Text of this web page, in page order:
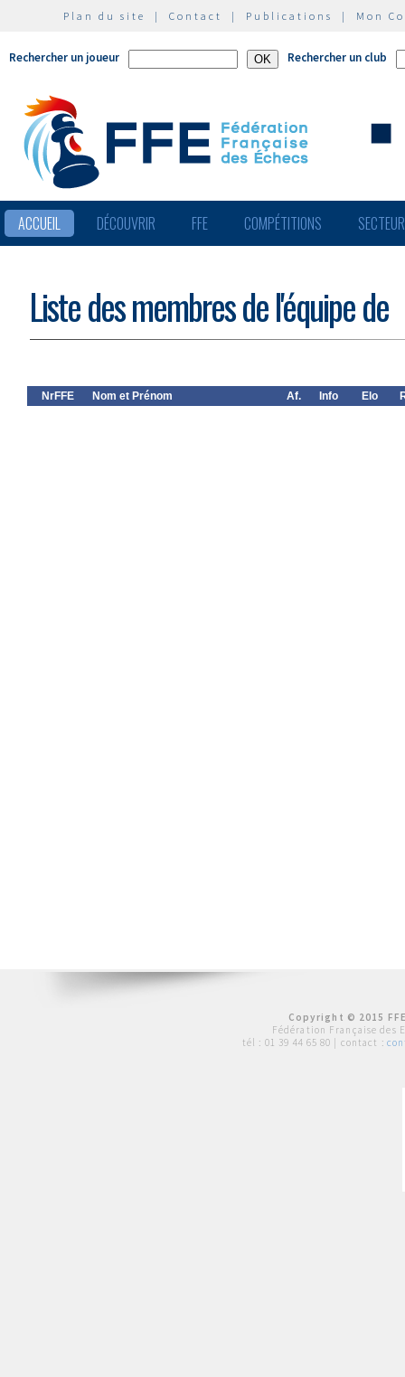
Plan du site | Contact | Publications | Mon
Rechercher un joueur Rechercher un club
ACCUEIL DÉCOUVRIR FFE COMPÉTITIONS
Liste des membres de l'équipe de
NrFFE Nom et Prénom Af. Info Elo
Copyright © 2015
Fédération Française des
tél : 01 39 44 65 80 | contact :